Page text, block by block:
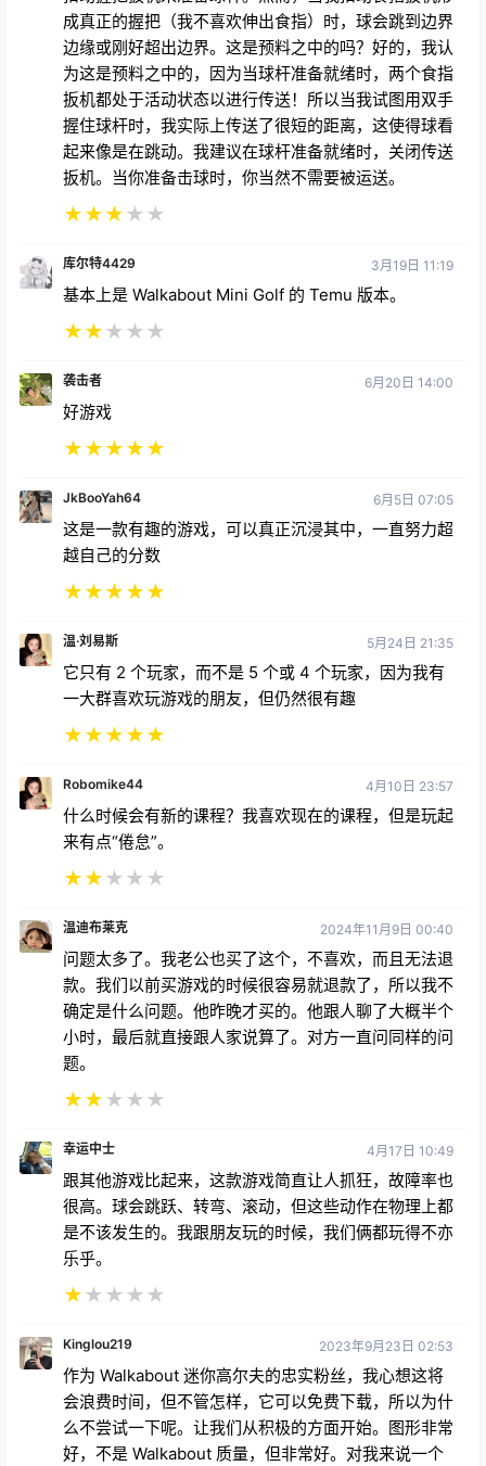
成真正的握把（我不喜欢伸出食指）时，球会跳到边界
边缘或刚好超出边界。这是预料之中的吗？好的，我认
为这是预料之中的，因为当球杆准备就绪时，两个食指
扳机都处于活动状态以进行传送！所以当我试图用双手
握住球杆时，我实际上传送了很短的距离，这使得球看
起来像是在跳动。我建议在球杆准备就绪时，关闭传送
扳机。当你准备击球时，你当然不需要被运送。
★★★★ ★
库尔特4429 3月19日 11:19
基本上是 Walkabout Mini Golf 的 Temu 版本。
★★★ ★ ★
袭击者 6月20日 14:00
好游戏
★★★★★
JkBooYah64 6月5日 07:05
这是一款有趣的游戏，可以真正沉浸其中，一直努力超
越自己的分数
★★★★★
温·刘易斯 5月24日 21:35
它只有 2 个玩家，而不是 5 个或 4 个玩家，因为我有
一大群喜欢玩游戏的朋友，但仍然很有趣
★★★★★
Robomike44 4月10日 23:57
什么时候会有新的课程？我喜欢现在的课程，但是玩起
来有点“倦怠”。
★★★ ★ ★
温迪布莱克 2024年11月9日 00:40
问题太多了。我老公也买了这个，不喜欢，而且无法退
款。我们以前买游戏的时候很容易就退款了，所以我不
确定是什么问题。他昨晚才买的。他跟人聊了大概半个
小时，最后就直接跟人家说算了。对方一直问同样的问
题。
★★★ ★ ★
幸运中士 4月17日 10:49
跟其他游戏比起来，这款游戏简直让人抓狂，故障率也
很高。球会跳跃、转弯、滚动，但这些动作在物理上都
是不该发生的。我跟朋友玩的时候，我们俩都玩得不亦
乐乎。
★★ ★ ★ ★
Kinglou219 2023年9月23日 02:53
作为 Walkabout 迷你高尔夫的忠实粉丝，我心想这将
会浪费时间，但不管怎样，它可以免费下载，所以为什
么不尝试一下呢。让我们从积极的方面开始。图形非常
好，不是 Walkabout 质量，但非常好。对我来说一个